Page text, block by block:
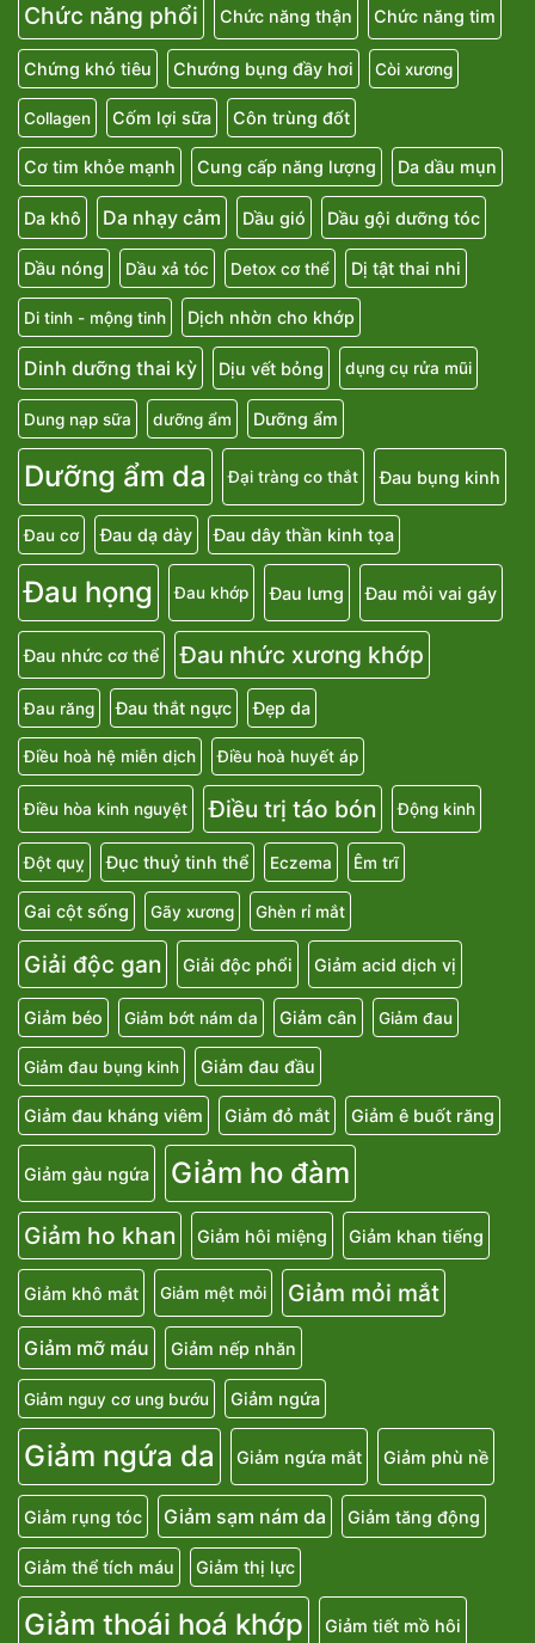
Chức năng phổi Chức năng thận Chức năng tim
Chứng khó tiêu Chướng bụng đầy hơi Còi xương
Collagen Cốm lợi sữa Côn trùng đốt
Cơ tim khỏe mạnh Cung cấp năng lượng Da dầu mụn
Da khô Da nhạy cảm Dầu gió Dầu gội dưỡng tóc
Dầu nóng Dầu xả tóc Detox cơ thể Dị tật thai nhi
Di tinh - mộng tinh Dịch nhờn cho khớp
Dinh dưỡng thai kỳ Dịu vết bỏng dụng cụ rửa mũi
Dung nạp sữa dưỡng ẩm Dưỡng ẩm
Dưỡng ẩm da Đại tràng co thắt Đau bụng kinh
Đau cơ Đau dạ dày Đau dây thần kinh tọa
Đau họng Đau khớp Đau lưng Đau mỏi vai gáy
Đau nhức cơ thể Đau nhức xương khớp
Đau răng Đau thắt ngực Đẹp da
Điều hoà hệ miễn dịch Điều hoà huyết áp
Điều hòa kinh nguyệt Điều trị táo bón Động kinh
Đột quỵ Đục thuỷ tinh thể Eczema Êm trĩ
Gai cột sống Gãy xương Ghèn rỉ mắt
Giải độc gan Giải độc phổi Giảm acid dịch vị
Giảm béo Giảm bớt nám da Giảm cân Giảm đau
Giảm đau bụng kinh Giảm đau đầu
Giảm đau kháng viêm Giảm đỏ mắt Giảm ê buốt răng
Giảm gàu ngứa Giảm ho đàm
Giảm ho khan Giảm hôi miệng Giảm khan tiếng
Giảm khô mắt Giảm mệt mỏi Giảm mỏi mắt
Giảm mỡ máu Giảm nếp nhăn
Giảm nguy cơ ung bướu Giảm ngứa
Giảm ngứa da Giảm ngứa mắt Giảm phù nề
Giảm rụng tóc Giảm sạm nám da Giảm tăng động
Giảm thể tích máu Giảm thị lực
Giảm thoái hoá khớp Giảm tiết mồ hôi